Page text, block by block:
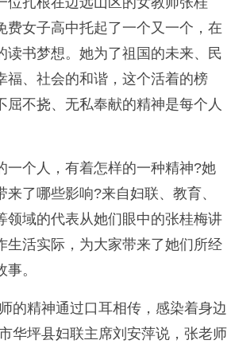
费女子高中托起了一个又一个，在
读书梦想。她为了祖国的未来、民
福、社会的和谐，这个活着的榜
屈不挠、无私奉献的精神是每个人
一个人，有着怎样的一种精神?她
了哪些影响?来自妇联、教育、
领域的代表从她们眼中的张桂梅讲
生活实际，为大家带来了她们所经
。
的精神通过口耳相传，感染着身边
华坪县妇联主席刘安萍说，张老师